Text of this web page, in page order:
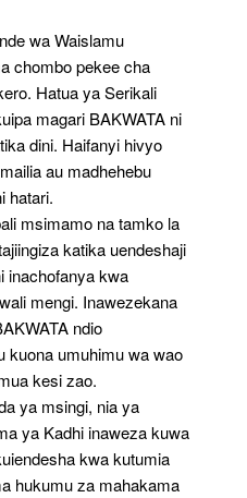
wa Waislamu
chombo pekee cha
Hatua ya Serikali
magari BAKWATA ni
dini. Haifanyi hivyo
au madhehebu
hatari.
msimamo na tamko la
katika uendeshaji
inachofanya kwa
mengi. Inawezekana
ndio
kuona umuhimu wa wao
kesi zao.
ya msingi, nia ya
ya Kadhi inaweza kuwa
kwa kutumia
hukumu za mahakama